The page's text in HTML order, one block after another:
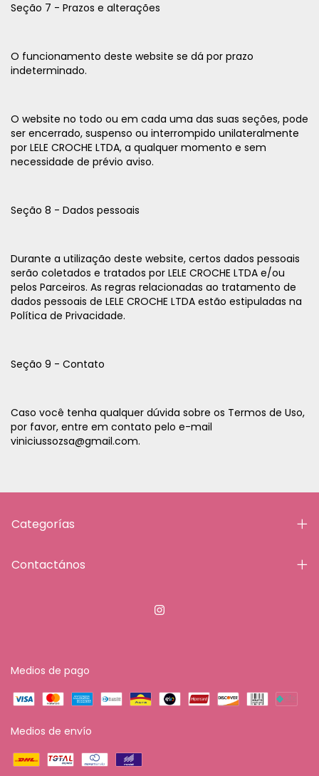
Seção 7 - Prazos e alterações
O funcionamento deste website se dá por prazo
indeterminado.
O website no todo ou em cada uma das suas seções, pode
ser encerrado, suspenso ou interrompido unilateralmente
por LELE CROCHE LTDA, a qualquer momento e sem
necessidade de prévio aviso.
Seção 8 - Dados pessoais
Durante a utilização deste website, certos dados pessoais
serão coletados e tratados por LELE CROCHE LTDA e/ou
pelos Parceiros. As regras relacionadas ao tratamento de
dados pessoais de LELE CROCHE LTDA estão estipuladas na
Política de Privacidade.
Seção 9 - Contato
Caso você tenha qualquer dúvida sobre os Termos de Uso,
por favor, entre em contato pelo e-mail
viniciussozsa@gmail.com.
Categorías
Contactános
Medios de pago
Medios de envío